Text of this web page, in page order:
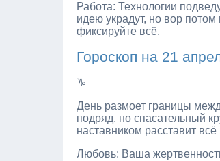
Работа: Технологии
идею украдут, но вор
фиксируйте всё.
Гороскоп на 21
♑
День размоет границы
подряд, но спасательный
наставником расставит
Любовь: Ваша